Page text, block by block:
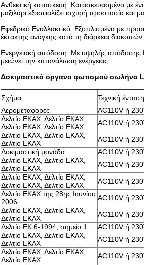
Ανθεκτική κατασκευή: Κατασκευασμένο με
μαξιλάρι εξασφαλίζει ισχυρή προστασία και
Εφεδρικό Εναλλακτικό: Εξοπλισμένα με
έκτακτης ανάγκης κατά τη διάρκεια διακοπών
Ενεργειακή απόδοση: Με υψηλής απόδοσης
μειώνει την κατανάλωση ενέργειας.
Δοκιμαστικό όργανο φωτισμού σωλήνα
Σχήμα Τεχνική ένταση
Αερομεταφορές
AC110V ή
Δελτίο ΕΚΑΧ, Δελτίο ΕΚΑΧ,
Δελτίο ΕΚΑΧ, Δελτίο ΕΚΑΧ
AC110V ή
Δελτίο ΕΚΑΧ, Δελτίο ΕΚΑΧ,
Δελτίο ΕΚΑΧ
AC110V ή
Δοκιμαστική μονάδα
AC110V ή
Δελτίο ΕΚΑΧ, Δελτίο ΕΚΑΧ,
Δελτίο ΕΚΑΧ
AC110V ή
Δελτίο ΕΚΑΧ, Δελτίο ΕΚΑΧ,
Δελτίο ΕΚΑΧ, Δελτίο ΕΚΑΧ
AC110V ή
Δελτίο ΕΚΑΧ της 28ης Ιουνίου
2006.
AC110V ή
Δελτίο ΕΚΑΧ, Δελτίο ΕΚΑΧ,
Δελτίο ΕΚΑΧ
AC110V ή
Δελτίο ΕΚ 6-1994, σημείο 1.
AC110V ή
Δελτίο ΕΚΑΧ, Δελτίο ΕΚΑΧ,
Δελτίο ΕΚΑΧ
AC110V ή
Δελτίο ΕΚΑΧ, Δελτίο ΕΚΑΧ,
Δελτίο ΕΚΑΧ
AC110V ή